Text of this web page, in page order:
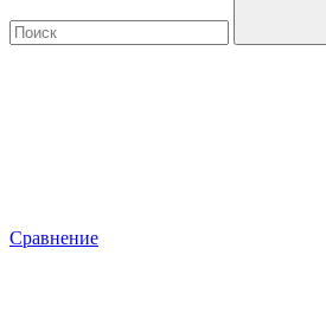
Сравнение